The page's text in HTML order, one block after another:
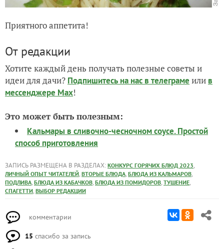
Приятного аппетита!
От редакции
Хотите каждый день получать полезные советы и
идеи для дачи? Подпишитесь на нас в телеграме или в
мессенджере Max!
Это может быть полезным:
Кальмары в сливочно-чесночном соусе. Простой
способ приготовления
ЗАПИСЬ РАЗМЕЩЕНА В РАЗДЕЛАХ: КОНКУРС ГОРЯЧИХ БЛЮД 2023,
ЛИЧНЫЙ ОПЫТ ЧИТАТЕЛЕЙ, ВТОРЫЕ БЛЮДА, БЛЮДА ИЗ КАЛЬМАРОВ,
ПОДЛИВА, БЛЮДА ИЗ КАБАЧКОВ, БЛЮДА ИЗ ПОМИДОРОВ, ТУШЕНИЕ,
СПАГЕТТИ, ВЫБОР РЕДАКЦИИ
комментарии
15 спасибо за запись